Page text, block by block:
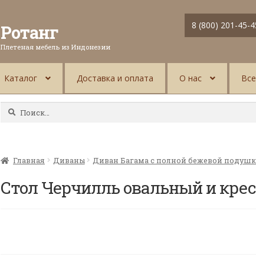
Ротанг
Плетеная мебель из Индонезии
8 (800) 201-45-
Каталог Доставка и оплата О нас
Найти:
Главная Диваны Диван Багама с полной бежевой
Стол Черчилль овальный и